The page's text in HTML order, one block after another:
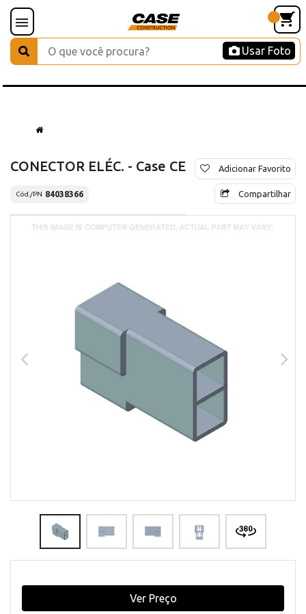
Usar Foto
CONECTOR ELÉC. - Case CE
Cód./PN 84038366
Adicionar Favorito
Compartilhar
Ver Preço